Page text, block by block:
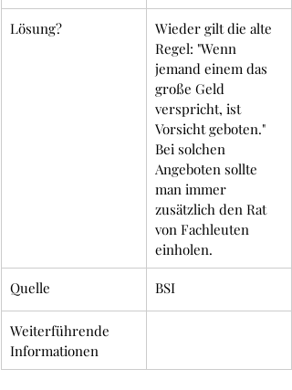
Lösung?
Wieder gilt die alte
Regel: "Wenn
jemand einem das
große Geld
verspricht, ist
Vorsicht geboten."
Bei solchen
Angeboten sollte
man immer
zusätzlich den Rat
von Fachleuten
einholen.
Quelle BSI
Weiterführende
Informationen